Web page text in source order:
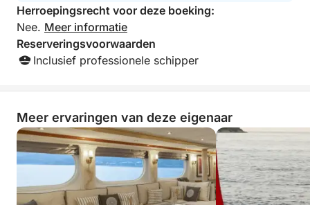
Herroepingsrecht voor deze boeking:
Nee. Meer informatie
Reserveringsvoorwaarden
Inclusief professionele schipper
Meer ervaringen van deze eigenaar